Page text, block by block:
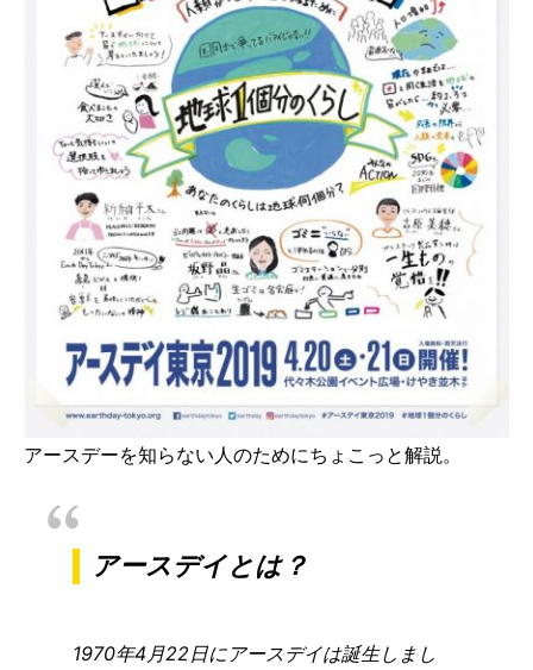
アースデーを知らない人のためにちょこっと解説。
アースデイとは？
1970年4月22日にアースデイは誕生しまし